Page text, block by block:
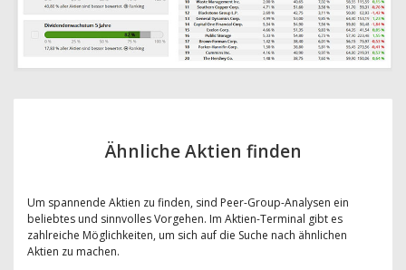
Ähnliche Aktien finden
Um spannende Aktien zu finden, sind Peer-Group-Analysen ein
beliebtes und sinnvolles Vorgehen. Im Aktien-Terminal gibt es
zahlreiche Möglichkeiten, um sich auf die Suche nach ähnlichen
Aktien zu machen.